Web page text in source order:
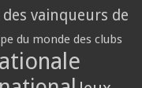
vainqueurs de
du monde des clubs